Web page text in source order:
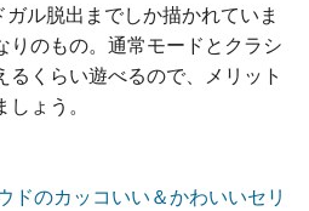
ガル脱出までしか描かれていま
りのもの。通常モードとクラシ
るくらい遊べるので、メリット
ょう。
ドのカッコいい＆かわいいセリ